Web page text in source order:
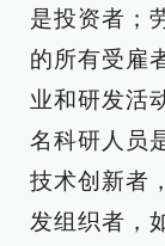
是投资者；
的所有受雇
业和研发活
名科研人员
技术创新者
发组织者，